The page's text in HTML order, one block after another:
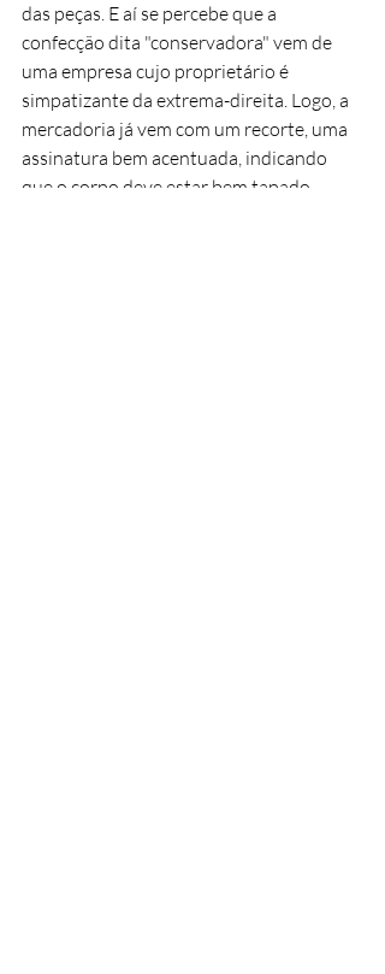
das peças. E aí se percebe que a
confecção dita "conservadora" vem de
uma empresa cujo proprietário é
simpatizante da extrema-direita. Logo, a
mercadoria já vem com um recorte, uma
assinatura bem acentuada, indicando
que o corpo deve estar bem tapado.